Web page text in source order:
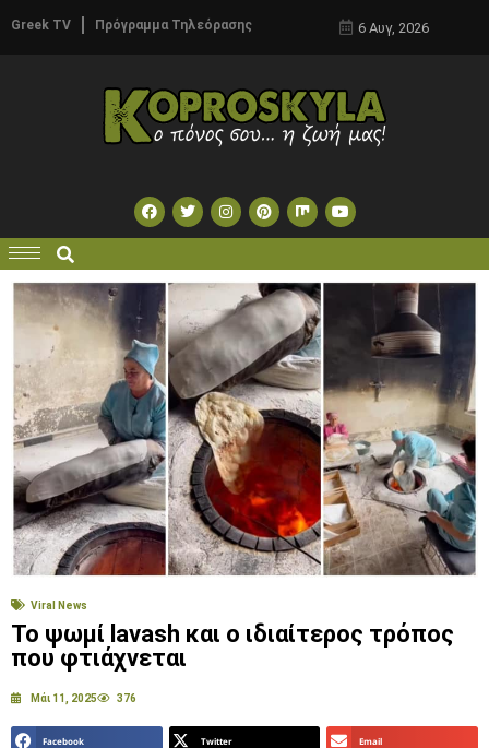
Greek TV Πρόγραμμα Τηλεόρασης 6 Αυγ, 2026
Viral News
Το ψωμί lavash και ο ιδιαίτερος τρόπος
που φτιάχνεται
Μάι 11, 2025 376
Facebook Twitter Email